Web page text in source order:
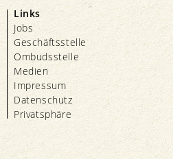
Links
Jobs
Geschäftsstelle
Ombudsstelle
Medien
Impressum
Datenschutz
Privatsphäre